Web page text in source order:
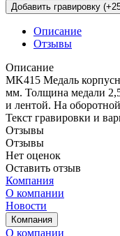
Добавить гравировку
Описание
Отзывы
Описание
MK415 Медаль
мм. Толщина медали
и лентой. На
Текст гравировки и
Отзывы
Отзывы
Нет оценок
Оставить отзыв
Компания
О компании
Новости
Компания
О компании